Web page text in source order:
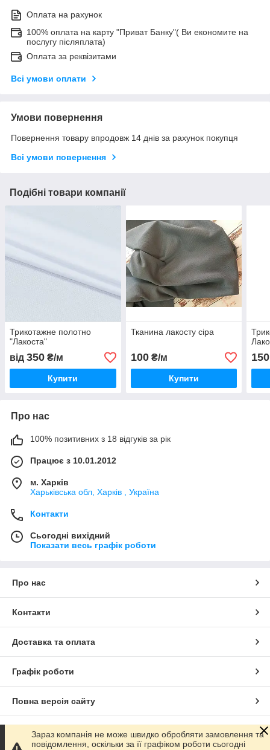
Оплата на рахунок
100% оплата на карту "Приват Банку"( Ви економите на
послугу післяплата)
Оплата за реквізитами
Всі умови оплати
Умови повернення
Повернення товару впродовж 14 днів за рахунок покупця
Всі умови повернення
Подібні товари компанії
Трикотажне полотно
"Лакоста"
від 350 ₴/м
Купити
Тканина лакосту сіра
100₴/м
Купити
150
Про нас
100% позитивних з 18 відгуків за рік
Працює з 10.01.2012
м. Харків
Харьківська обл, Харків , Україна
Контакти
Сьогодні вихідний
Показати весь графік роботи
Про нас
Контакти
Доставка та оплата
Графік роботи
Повна версія сайту
Сайт створено на маркетплейсіProm.ua
Зараз компанія не може швидко обробляти замовлення та
повідомлення, оскільки за її графіком роботи сьогодні